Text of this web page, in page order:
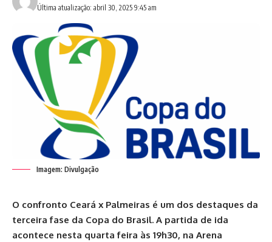
Última atualização: abril 30, 2025 9:45 am
Imagem: Divulgação
O confronto Ceará x Palmeiras é um dos destaques da
terceira fase da Copa do Brasil. A partida de ida
acontece nesta quarta feira às 19h30, na Arena